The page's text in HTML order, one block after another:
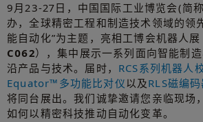
9月23-27日，中国国际工业博览会(简
办，全球精密工程和制造技术领域的领
能自动化”为主题，亮相工博会机器人展
C062），集中展示一系列面向智能制
沿产品与技术。届时， RCS系列机器人
Equator™多功能比对仪以及RLS磁编
将同台展出。我们诚挚邀请您亲临现场
如何以精密科技推动自动化变革。